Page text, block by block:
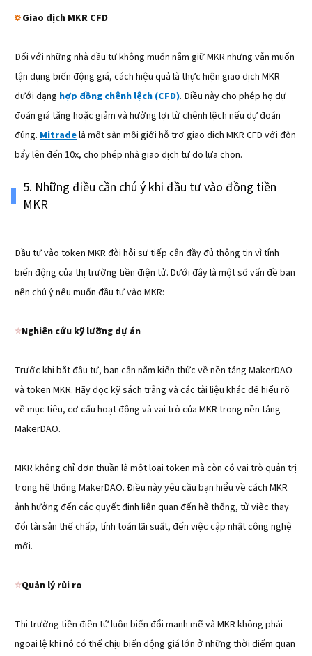
☼Giao dịch MKR CFD
Đối với những nhà đầu tư không muốn nắm giữ MKR nhưng vẫn muốn
tận dụng biến động giá, cách hiệu quả là thực hiện giao dịch MKR
dưới dạng hợp đồng chênh lệch (CFD). Điều này cho phép họ dự
đoán giá tăng hoặc giảm và hưởng lợi từ chênh lệch nếu dự đoán
đúng. Mitradelà một sàn môi giới hỗ trợ giao dịch MKR CFD với đòn
bẩy lên đến 10x, cho phép nhà giao dịch tự do lựa chọn.
5. Những điều cần chú ý khi đầu tư vào đồng tiền
MKR
Đầu tư vào token MKR đòi hỏi sự tiếp cận đầy đủ thông tin vì tính
biến động của thị trường tiền điện tử. Dưới đây là một số vấn đề bạn
nên chú ý nếu muốn đầu tư vào MKR:
⭐️Nghiên cứu kỹ lưỡng dự án
Trước khi bắt đầu tư, bạn cần nắm kiến thức về nền tảng MakerDAO
và token MKR. Hãy đọc kỹ sách trắng và các tài liệu khác để hiểu rõ
về mục tiêu, cơ cấu hoạt động và vai trò của MKR trong nền tảng
MakerDAO.
MKR không chỉ đơn thuần là một loại token mà còn có vai trò quản trị
trong hệ thống MakerDAO. Điều này yêu cầu bạn hiểu về cách MKR
ảnh hưởng đến các quyết định liên quan đến hệ thống, từ việc thay
đổi tài sản thế chấp, tính toán lãi suất, đến việc cập nhật công nghệ
mới.
⭐️Quản lý rủi ro
Thị trường tiền điện tử luôn biến đổi mạnh mẽ và MKR không phải
ngoại lệ khi nó có thể chịu biến động giá lớn ở những thời điểm quan